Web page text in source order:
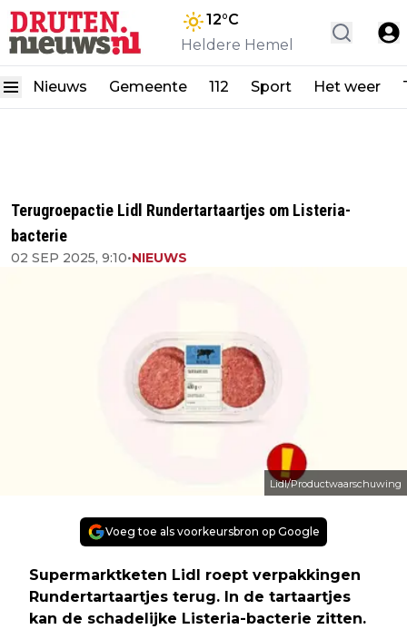
12°C
Heldere Hemel
Nieuws Gemeente 112 Sport Het weer
Terugroepactie Lidl Rundertartaartjes om Listeria-
bacterie
02 SEP 2025, 9:10•NIEUWS
Lidl/Productwaarschuwing
Voeg toe als voorkeursbron op Google
Supermarktketen Lidl roept verpakkingen
Rundertartaartjes terug. In de tartaartjes
kan de schadelijke Listeria-bacterie zitten.